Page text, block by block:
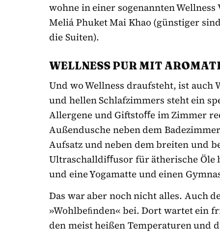
wohne in einer sogenannten
Meliá Phuket Mai Khao (günstiger
die Suiten).
WELLNESS PUR MIT
Und wo Wellness draufsteht, ist auch
und hellen Schlafzimmers steht ein
Allergene und Giftstoﬀe im Zimmer
Außendusche neben dem
Aufsatz und neben dem breiten und
Ultraschalldiﬀusor für ätherische
und eine Yogamatte und einen
Das war aber noch nicht alles. Auch
»Wohlbeﬁnden« bei. Dort wartet ein
den meist heißen Temperaturen und